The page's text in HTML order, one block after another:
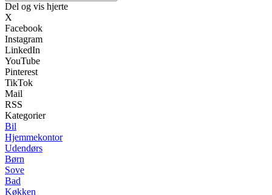
Del og vis hjerte
X
Facebook
Instagram
LinkedIn
YouTube
Pinterest
TikTok
Mail
RSS
Kategorier
Bil
Hjemmekontor
Udendørs
Børn
Sove
Bad
Køkken